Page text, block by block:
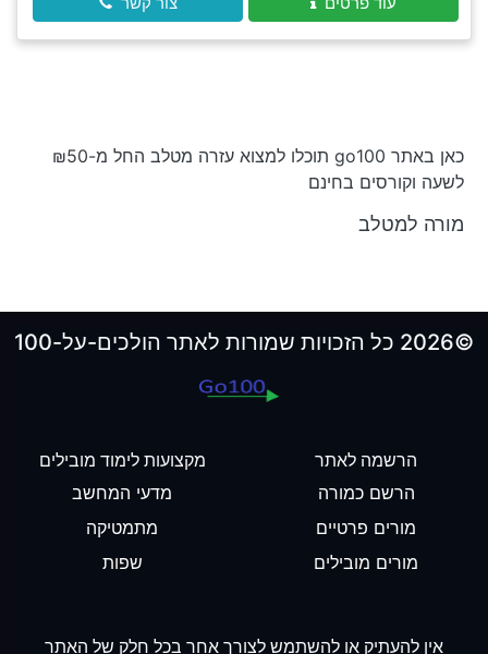
כאן באתר go100 תוכלו למצוא עזרה מטלב החל מ-₪50
לשעה וקורסים בחינם
מורה למטלב
©2026 כל הזכויות שמורות לאתר הולכים-על-100
הרשמה לאתר
הרשם כמורה
מורים פרטיים
מורים מובילים
מקצועות לימוד מובילים
מדעי המחשב
מתמטיקה
שפות
אין להעתיק או להשתמש לצורך אחר בכל חלק של האתר